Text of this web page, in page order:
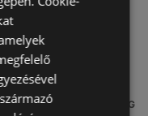
a közelben
TÁVOLSÁG